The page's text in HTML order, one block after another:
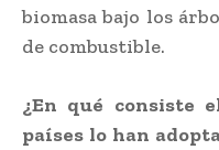
biomasa bajo los
de combustible.
¿En qué consiste
países lo han